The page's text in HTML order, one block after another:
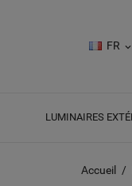
FR 
LUMINAIRES
Accueil